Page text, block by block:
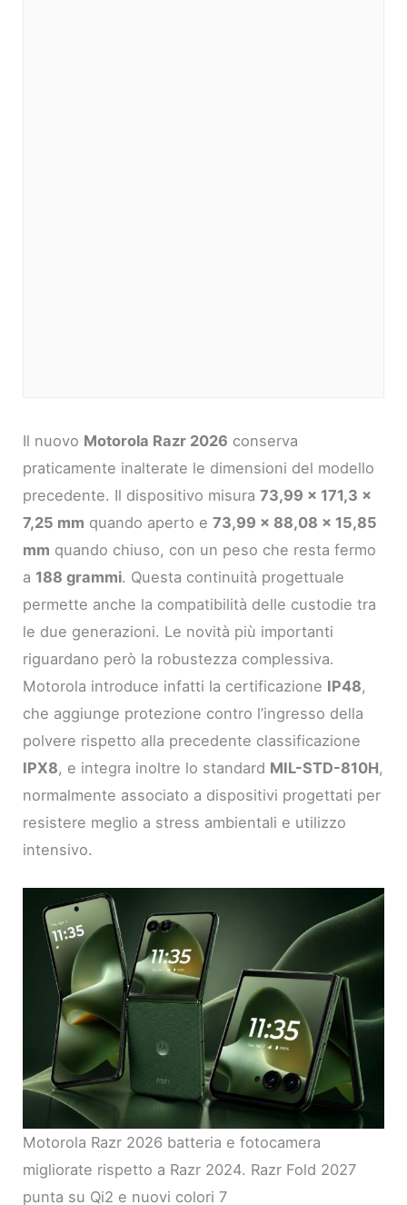
Il nuovo Motorola Razr 2026 conserva
praticamente inalterate le dimensioni del modello
precedente. Il dispositivo misura73,99 x 171,3 x
7,25 mm quando aperto e73,99 x 88,08 x 15,85
mm quando chiuso, con un peso che resta fermo
a 188 grammi. Questa continuità progettuale
permette anche la compatibilità delle custodie tra
le due generazioni. Le novità più importanti
riguardano però la robustezza complessiva.
Motorola introduce infatti la certificazione IP48,
che aggiunge protezione contro l’ingresso della
polvere rispetto alla precedente classificazione
IPX8, e integra inoltre lo standard MIL-STD-810H,
normalmente associato a dispositivi progettati per
resistere meglio a stress ambientali e utilizzo
intensivo.
Motorola Razr 2026 batteria e fotocamera
migliorate rispetto a Razr 2024. Razr Fold 2027
punta su Qi2 e nuovi colori 7